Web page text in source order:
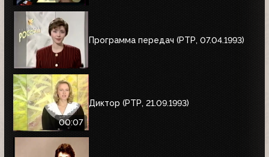
Программа передач (РТР, 07.04.1993)
00:07
Диктор (РТР, 21.09.1993)